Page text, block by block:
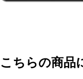
こちらの商品